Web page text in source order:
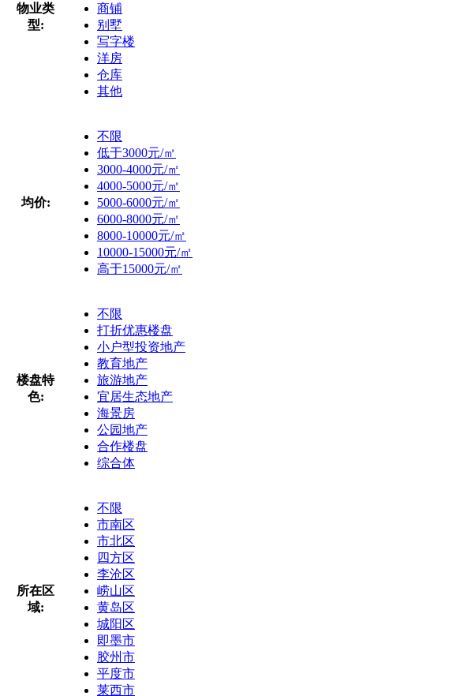
物业类
型:
商铺
别墅
写字楼
洋房
仓库
其他
均价:
不限
低于3000元/㎡
3000-4000元/㎡
4000-5000元/㎡
5000-6000元/㎡
6000-8000元/㎡
8000-10000元/㎡
10000-15000元/㎡
高于15000元/㎡
楼盘特
色:
不限
打折优惠楼盘
小户型投资地产
教育地产
旅游地产
宜居生态地产
海景房
公园地产
合作楼盘
综合体
所在区
域:
不限
市南区
市北区
四方区
李沧区
崂山区
黄岛区
城阳区
即墨市
胶州市
平度市
莱西市